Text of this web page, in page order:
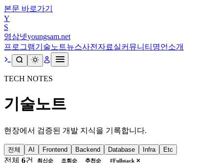
본문 바로가기
Y
S
영삼넷youngsam.net
프로그램기술노트뉴스사전 자료실커뮤니티 명언 소개
TECH NOTES
기술노트
현장에서 검증된 개발 지식을 기록합니다.
전체 AI Frontend Backend Database Infra Etc
전체 6건 최신순 조회순 추천순 #Fullstack ✕